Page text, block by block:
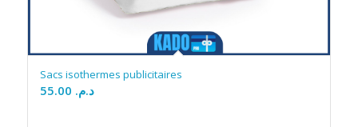
Sacs isothermes publicitaires
د.م.